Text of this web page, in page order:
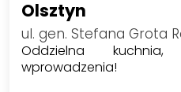
Olsztyn
ul. gen. Stefana Grota
Oddzielna
wprowadzenia!